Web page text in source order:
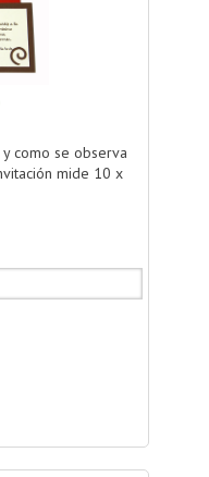
como se observa
mide 10 x